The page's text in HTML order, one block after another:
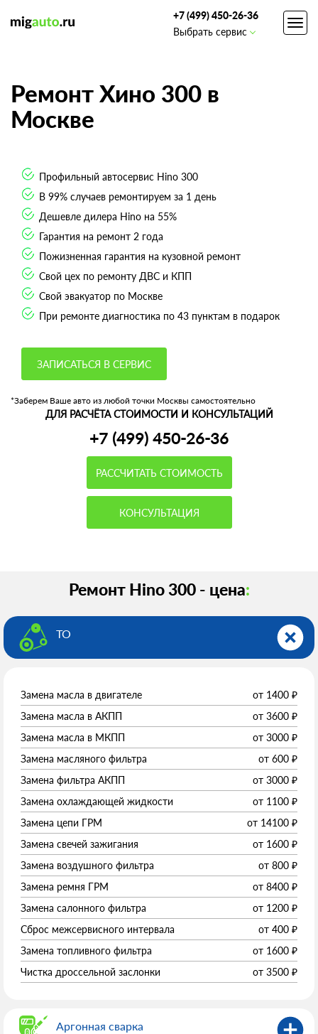
+7 (499) 450-26-36
Выбрать сервис
Ремонт Хино 300 в
Москве
Профильный автосервис Hino 300
В 99% случаев ремонтируем за 1 день
Дешевле дилера Hino на 55%
Гарантия на ремонт 2 года
Пожизненная гарантия на кузовной ремонт
Свой цех по ремонту ДВС и КПП
Свой эвакуатор по Москве
При ремонте диагностика по 43 пунктам в подарок
ЗАПИСАТЬСЯ В СЕРВИС
*Заберем Ваше авто из любой точки Москвы самостоятельно
ДЛЯ РАСЧЁТА СТОИМОСТИ И КОНСУЛЬТАЦИЙ
+7 (499) 450-26-36
РАССЧИТАТЬ СТОИМОСТЬ
КОНСУЛЬТАЦИЯ
Ремонт Hino 300 - цена:
ТО
Замена масла в двигателе от 1400 ₽
Замена масла в АКПП
от 3600 ₽
Замена масла в МКПП
от 3000 ₽
Замена масляного фильтра
от 600 ₽
Замена фильтра АКПП
от 3000 ₽
Замена охлаждающей жидкости
от 1100 ₽
Замена цепи ГРМ
от 14100 ₽
Замена свечей зажигания
от 1600 ₽
Замена воздушного фильтра
от 800 ₽
Замена ремня ГРМ
от 8400 ₽
Замена салонного фильтра
от 1200 ₽
Сброс межсервисного интервала
от 400 ₽
Замена топливного фильтра
от 1600 ₽
Чистка дроссельной заслонки
от 3500 ₽
Аргонная сварка